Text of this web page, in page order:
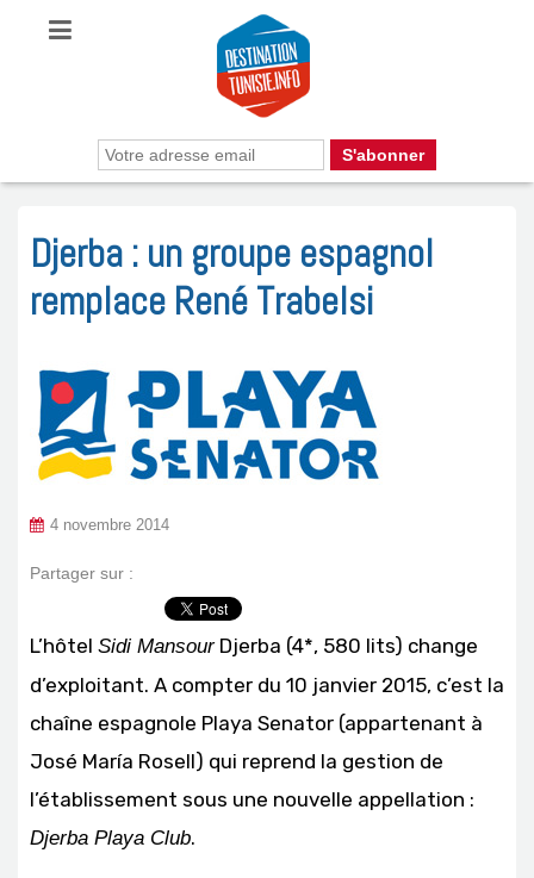
Djerba : un groupe espagnol
remplace René Trabelsi
4 novembre 2014
Partager sur :
L’hôtel Sidi MansourDjerba (4*, 580 lits) change
d’exploitant. A compter du 10 janvier 2015, c’est la
chaîne espagnole Playa Senator (appartenant à
José María Rosell) qui reprend la gestion de
l’établissement sous une nouvelle appellation :
Djerba Playa Club.